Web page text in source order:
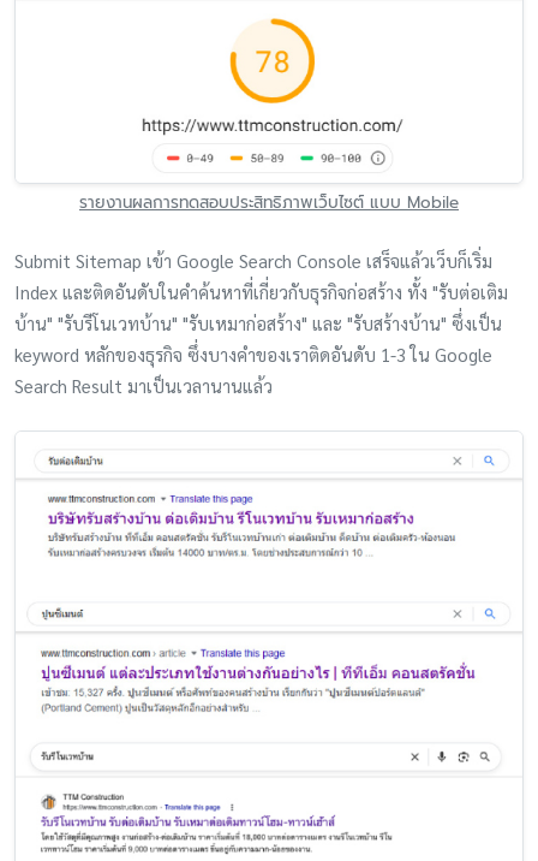
รายงานผลการทดสอบประสิทธิภาพเว็บไซต์ แบบ Mobile
Submit Sitemap เข้า Google Search Console เสร็จแล้วเว็บก็เริ่ม
Index และติดอันดับในคำค้นหาที่เกี่ยวกับธุรกิจก่อสร้าง ทั้ง "รับต่อเติม
บ้าน" "รับรีโนเวทบ้าน" "รับเหมาก่อสร้าง" และ "รับสร้างบ้าน" ซึ่งเป็น
keyword หลักของธุรกิจ ซึ่งบางคำของเราติดอันดับ 1-3 ใน Google
Search Result มาเป็นเวลานานแล้ว